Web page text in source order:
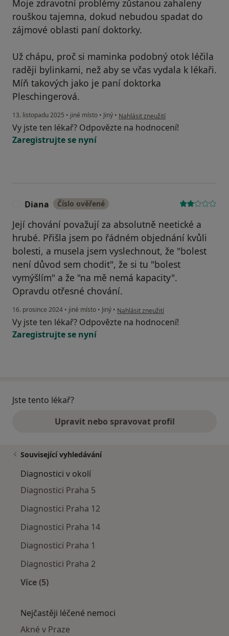
Moje zdravotní problémy zůstanou zahaleny
rouškou tajemna, dokud nebudou spadat do
zájmové oblasti paní doktorky.
Už chápu, proč si maminka podobný otok léčila
raději bylinkami, než aby se včas vydala k lékaři.
Míň takových jako je paní doktorka
Pleschingerová.
13. listopadu 2025 • jiné místo • Jiný • podle názoru uživatele H
Nahlásit zneužití
Vy jste ten lékař? Odpovězte na hodnocení!
Zaregistrujte se nyní
Diana Číslo ověřené
Její chování považují za absolutně neetické a
hrubé. Přišla jsem po řádném objednání kvůli
bolesti, a musela jsem vyslechnout, že "bolest
není důvod sem chodit", že si tu "bolest
vymýšlím" a že "na mě nemá kapacity".
Opravdu otřesné chování.
16. prosince 2024 • jiné místo • Jiný • podle názoru uživatele Diana
Nahlásit zneužití
Vy jste ten lékař? Odpovězte na hodnocení!
Zaregistrujte se nyní
Jste tento lékař?
Upravit nebo spravovat profil
Související vyhledávání
Diagnostici v okolí
Diagnostici Praha 5
Diagnostici Praha 12
Diagnostici Praha 14
Diagnostici Praha 1
Diagnostici Praha 2
Více (5)
Nejčastěji léčené nemoci
Akné v Praze